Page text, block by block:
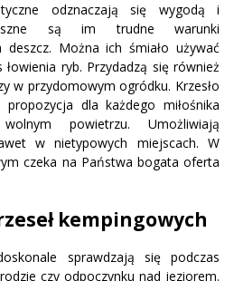
odznaczają się wygodą i
są im trudne warunki
deszcz. Można ich śmiało używać
ryb. Przydadzą się również
w przydomowym ogródku. Krzesło
dla każdego miłośnika
powietrzu. Umożliwiają
w nietypowych miejscach. W
czeka na Państwa bogata oferta
kempingowych
sprawdzają się podczas
czy odpoczynku nad jeziorem.